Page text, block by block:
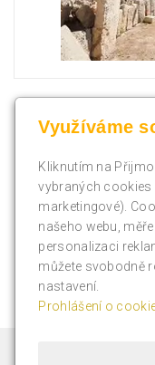
Využíváme
Kliknutím na
vybraných cookies
marketingové).
našeho webu,
personalizaci
můžete svobodně
nastavení.
Prohlášení o